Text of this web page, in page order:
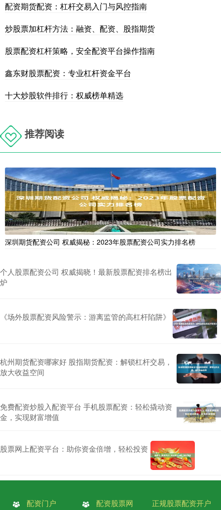
配资期货配资：杠杆交易入门与风控指南
炒股票加杠杆方法：融资、配资、股指期货
股票配资杠杆策略，安全配资平台操作指南
鑫东财股票配资：专业杠杆资金平台
十大炒股软件排行：权威榜单精选
推荐阅读
深圳期货配资公司 权威揭秘：2023年股票配资公司实力排名榜
个人股票配资公司 权威揭晓！最新股票配资排名榜出
炉
《场外股票配资风险警示：游离监管的高杠杆陷阱》
杭州期货配资哪家好 股指期货配资：解锁杠杆交易，
放大收益空间
免费配资炒股入配资平台 手机股票配资：轻松撬动资
金，实现财富增值
股票网上配资平台：助你资金倍增，轻松投资
配资门户 配资股票网 正规股票配资开户